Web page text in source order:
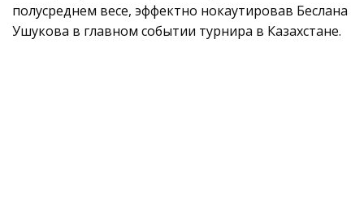
полусреднем весе, эффектно нокаутировав Беслана
Ушукова в главном событии турнира в Казахстане.